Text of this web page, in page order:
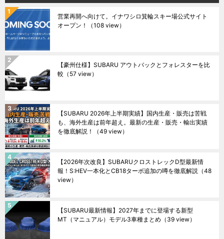
営業再開へ向けて。イナワシロ箕輪スキー場公式サイト
オープン！
（108 view）
【豪州仕様】SUBARU アウトバックとフォレスターを比
較 （57 view）
【SUBARU 2026年上半期実績】国内生産・販売は苦戦
も、海外生産は前年超え。最新の生産・販売・輸出実績
を徹底解説！
（49 view）
【2026年次改良】SUBARUクロストレックD型最新情
報！S:HEV一本化とCB18ターボ追加の噂を徹底解説 （48
view）
【SUBARU最新情報】2027年までに登場する新型
MT（マニュアル）モデル3車種まとめ （39 view）